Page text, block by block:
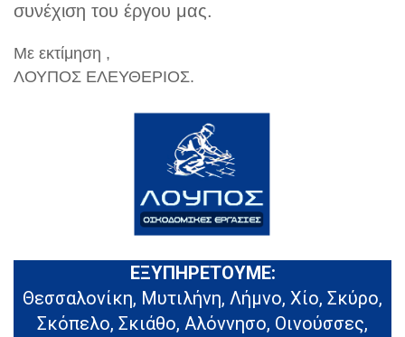
συνέχιση του έργου μας.
Με εκτίμηση ,
ΛΟΥΠΟΣ ΕΛΕΥΘΕΡΙΟΣ.
ΕΞΥΠΗΡΕΤΟΥΜΕ:
Θεσσαλονίκη, Μυτιλήνη, Λήμνο, Χίο, Σκύρο,
Σκόπελο, Σκιάθο, Αλόννησο, Οινούσσες,